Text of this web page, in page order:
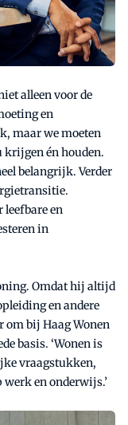
alleen voor de
en
maar we moeten
krijgen én houden.
belangrijk. Verder
leefbare en
in
Omdat hij altijd
en andere
bij Haag Wonen
basis. ‘Wonen is
vraagstukken,
en onderwijs.’